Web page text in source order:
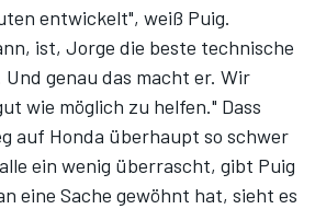
entwickelt", weiß Puig.
ist, Jorge die beste technische
genau das macht er. Wir
wie möglich zu helfen." Dass
auf Honda überhaupt so schwer
ein wenig überrascht, gibt Puig
eine Sache gewöhnt hat, sieht es